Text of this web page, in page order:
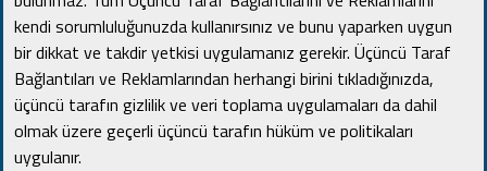
kendi sorumluluğunuzda kullanırsınız ve bunu yaparken uygun
bir dikkat ve takdir yetkisi uygulamanız gerekir. Üçüncü Taraf
Bağlantıları ve Reklamlarından herhangi birini tıkladığınızda,
üçüncü tarafın gizlilik ve veri toplama uygulamaları da dahil
olmak üzere geçerli üçüncü tarafın hüküm ve politikaları
uygulanır.